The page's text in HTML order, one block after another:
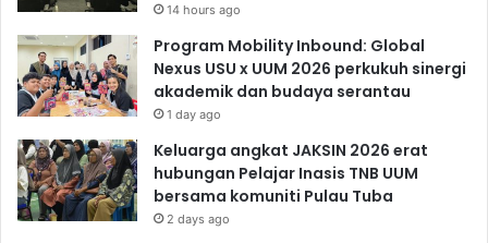
14 hours ago
Program Mobility Inbound: Global
Nexus USU x UUM 2026 perkukuh sinergi
akademik dan budaya serantau
1 day ago
Keluarga angkat JAKSIN 2026 erat
hubungan Pelajar Inasis TNB UUM
bersama komuniti Pulau Tuba
2 days ago